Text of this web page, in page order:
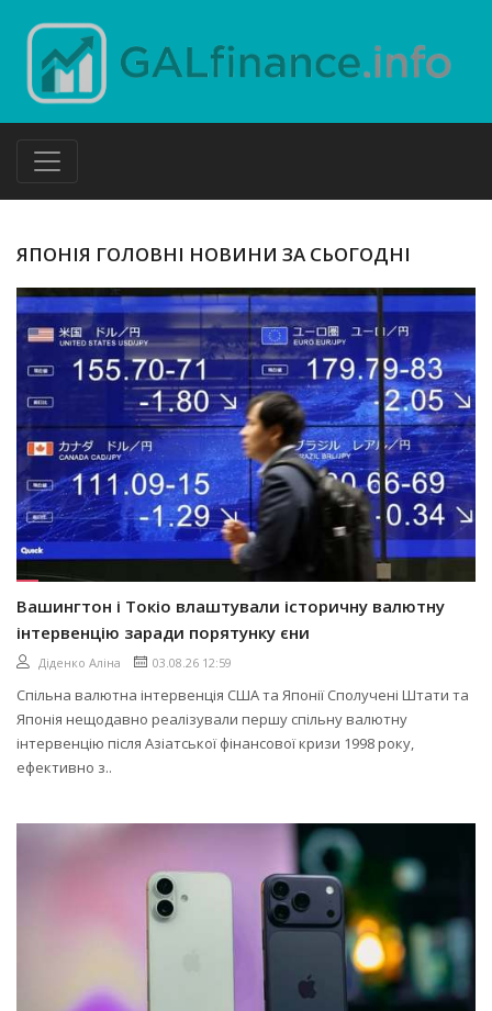
ЯПОНІЯ ГОЛОВНІ НОВИНИ ЗА СЬОГОДНІ
Вашингтон і Токіо влаштували історичну валютну
інтервенцію заради порятунку єни
Діденко Аліна 03.08.26 12:59
Спільна валютна інтервенція США та Японії Сполучені Штати та
Японія нещодавно реалізували першу спільну валютну
інтервенцію після Азіатської фінансової кризи 1998 року,
ефективно з..